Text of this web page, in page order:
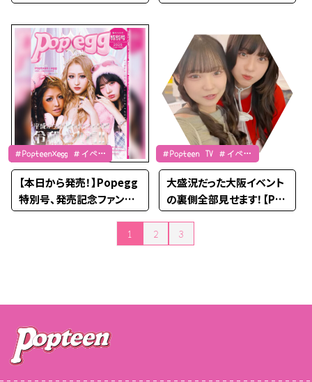
イベントが開催中♡
♡
＃Popteen×egg ＃イベン
ト
【本日から発売！】Popegg
特別号、発売記念ファンミ
イベントを開催するよ！
＃Popteen TV ＃イベン
ト
大盛況だった大阪イベント
の裏側全部見せます！【Po
pteen TV】
投稿のページ送り
1 2 3